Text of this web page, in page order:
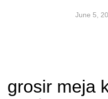
June 5,
grosir meja